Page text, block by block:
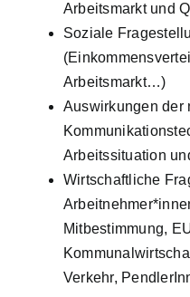
Arbeitsmarkt und
Soziale
Arbeitsmarkt…)
Auswirkungen der
Arbeitssituation
Wirtschaftliche
Mitbestimmung,
Verkehr,